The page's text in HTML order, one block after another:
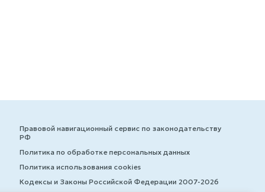
Правовой навигационный сервис по законодательству
РФ
Политика по обработке персональных данных
Политика использования cookies
Кодексы и Законы Российской Федерации 2007-2026